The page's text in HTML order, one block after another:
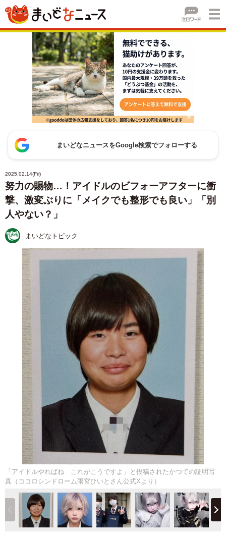
まいどなニュースをGoogle検索でフォローする
2025.02.14(Fri)
努力の賜物…！アイドルのビフォーアフターに衝
撃、激変ぶりに「メイクでも整形でも良い」「別
人やない？」
まいどなトピック
「アイドルやればね これがこうですよ」と投稿されたかつての証明写
真（ココロシンドローム雨宮ひいとさん公式Xより）